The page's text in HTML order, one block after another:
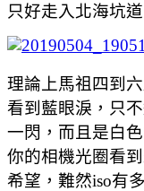
只好走入北海坑
理論上馬祖四到
看到藍眼淚，只
一閃，而且是白
你的相機光圈看
希望，難然iso有